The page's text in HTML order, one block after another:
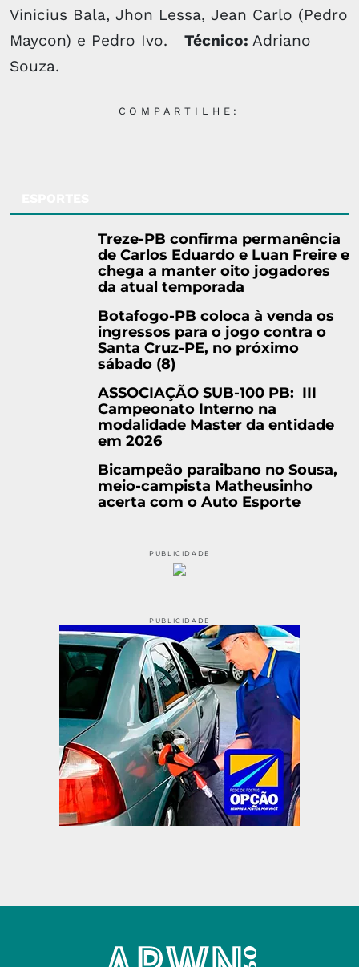
Vinicius Bala, Jhon Lessa, Jean Carlo (Pedro
Maycon) e Pedro Ivo. Técnico: Adriano
Souza.
COMPARTILHE:
Treze-PB confirma permanência
de Carlos Eduardo e Luan Freire e
chega a manter oito jogadores
da atual temporada
Botafogo-PB coloca à venda os
ingressos para o jogo contra o
Santa Cruz-PE, no próximo
sábado (8)
ASSOCIAÇÃO SUB-100 PB: III
Campeonato Interno na
modalidade Master da entidade
em 2026
Bicampeão paraibano no Sousa,
meio-campista Matheusinho
acerta com o Auto Esporte
PUBLICIDADE
PUBLICIDADE